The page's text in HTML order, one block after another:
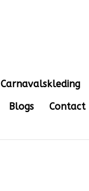
Carnavalskleding
Blogs Contact